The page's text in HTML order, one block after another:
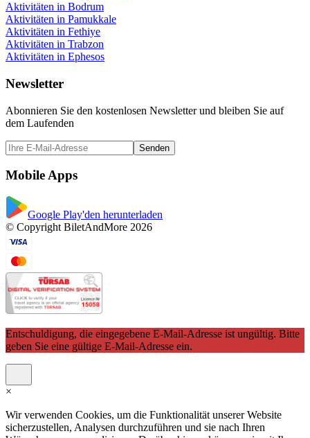
Aktivitäten in Bodrum
Aktivitäten in Pamukkale
Aktivitäten in Fethiye
Aktivitäten in Trabzon
Aktivitäten in Ephesos
Newsletter
Abonnieren Sie den kostenlosen Newsletter und bleiben Sie auf
dem Laufenden
Senden
Mobile Apps
Google Play'den herunterladen
© Copyright BiletAndMore 2026
Entschuldigung, die eingegebene E-Mail-Adresse ist ungültig. Bitte
geben Sie eine gültige E-Mail-Adresse ein.
×
Wir verwenden Cookies, um die Funktionalität unserer Website
sicherzustellen, Analysen durchzuführen und sie nach Ihren